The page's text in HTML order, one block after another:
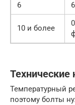
6
6
10 и более
Температурный
поэтому болты